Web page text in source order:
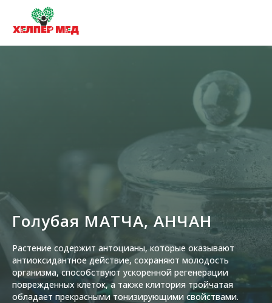
Голубая МАТЧА, АНЧАН
Растение содержит антоцианы, которые оказывают
антиоксидантное действие, сохраняют молодость
организма, способствуют ускоренной регенерации
поврежденных клеток, а также клитория тройчатая
обладает прекрасными тонизирующими свойствами.